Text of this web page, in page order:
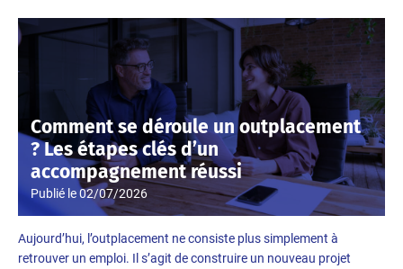
Comment se déroule un outplacement
? Les étapes clés d’un
accompagnement réussi
Publié le02/07/2026
Aujourd’hui, l’outplacement ne consiste plus simplement à
retrouver un emploi. Il s’agit de construire un nouveau projet